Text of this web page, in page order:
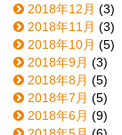
2018年12月 (3)
2018年11月 (3)
2018年10月 (5)
2018年9月 (3)
2018年8月 (5)
2018年7月 (5)
2018年6月 (9)